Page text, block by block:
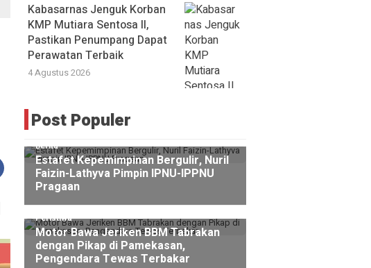
Kabasarnas Jenguk Korban
KMP Mutiara Sentosa II,
Pastikan Penumpang Dapat
Perawatan Terbaik
4 Agustus 2026
Post Populer
Berita
Estafet Kepemimpinan Bergulir, Nuril
Faizin-Lathyva Pimpin IPNU-IPPNU
Pragaan
Peristiwa
Motor Bawa Jeriken BBM Tabrakan
dengan Pikap di Pamekasan,
Pengendara Tewas Terbakar